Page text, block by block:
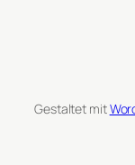
Gestaltet mit